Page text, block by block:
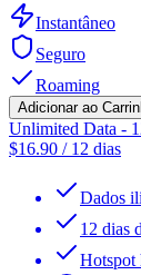
Instantâneo
Seguro
Roaming
Adicionar ao
Unlimited Data -
$16.90 / 12 dias
Dados
12 dias
Hotspot